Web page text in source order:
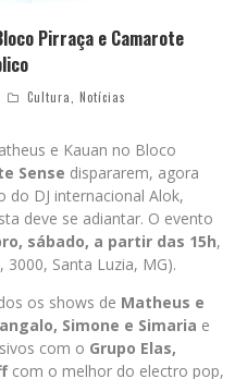
Pirraça e Camarote
Cultura, Notícias
e Kauan no Bloco
Sense dispararem, agora
do DJ internacional Alok,
deve se adiantar. O evento
sábado, a partir das 15h,
3000, Santa Luzia, MG).
os shows de Matheus e
Simone e Simaria e
com o Grupo Elas,
com o melhor do electro pop,